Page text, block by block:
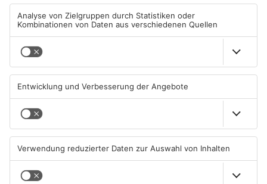
PRIMAVERALAND
PRIMAVERALAND